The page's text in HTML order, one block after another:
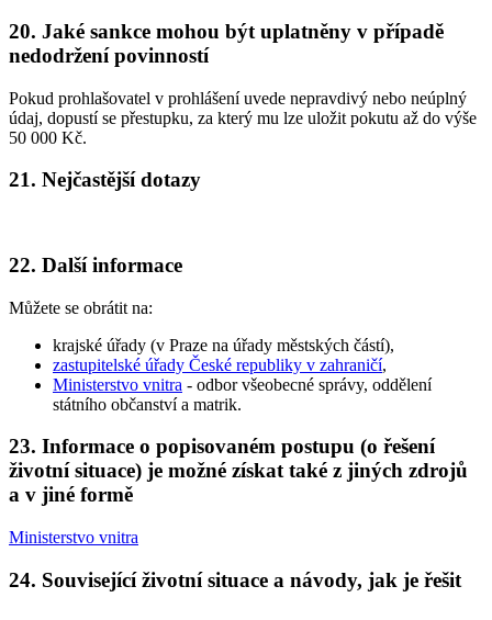
20. Jaké sankce mohou být uplatněny v případě
nedodržení povinností
Pokud prohlašovatel v prohlášení uvede nepravdivý nebo neúplný
údaj, dopustí se přestupku, za který mu lze uložit pokutu až do výše
50 000 Kč.
21. Nejčastější dotazy
22. Další informace
Můžete se obrátit na:
krajské úřady (v Praze na úřady městských částí),
zastupitelské úřady České republiky v zahraničí,
Ministerstvo vnitra - odbor všeobecné správy, oddělení
státního občanství a matrik.
23. Informace o popisovaném postupu (o řešení
životní situace) je možné získat také z jiných zdrojů
a v jiné formě
Ministerstvo vnitra
24. Související životní situace a návody, jak je řešit